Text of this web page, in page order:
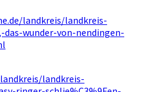
landkreis/landkreis-
wunder-von-nendingen-
landkreis-